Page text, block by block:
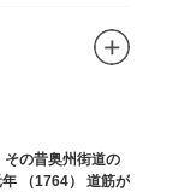
の昔奥州街道の
（1764） 道筋が